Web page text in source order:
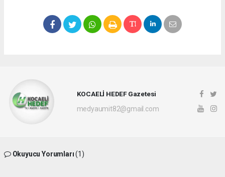
KOCAELİ HEDEF Gazetesi
medyaumit82@gmail.com
Okuyucu Yorumları(1)